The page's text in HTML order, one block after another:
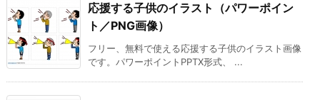
応援する子供のイラスト（パワーポイン
ト／PNG画像）
フリー、無料で使える応援する子供のイラスト画像
です。パワーポイントPPTX形式、 ...